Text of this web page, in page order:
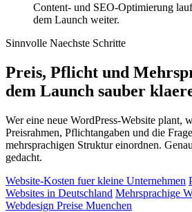
Content- und SEO-Optimierung
dem Launch weiter.
Sinnvolle Naechste Schritte
Preis, Pflicht und
dem Launch sauber
Wer eine neue WordPress-Website plant,
Preisrahmen, Pflichtangaben und die
mehrsprachigen Struktur einordnen.
gedacht.
Website-Kosten fuer kleine Unternehmen
Websites in Deutschland Mehrsprachige
Webdesign Preise Muenchen